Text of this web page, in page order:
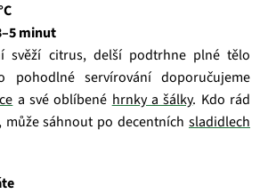
minut
svěží citrus, delší podtrhne plné tělo
pohodlné servírování doporučujeme
a své oblíbené hrnky a šálky. Kdo rád
sáhnout po decentních sladidlech